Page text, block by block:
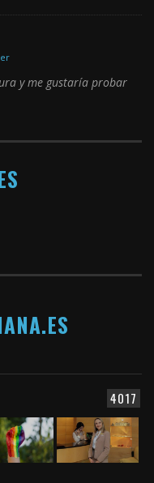
y me gustaría probar
4017